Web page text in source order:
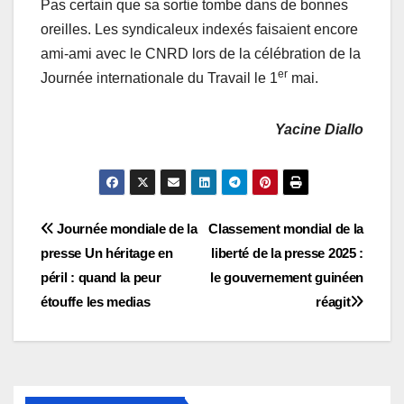
Pas certain que sa sortie tombe dans de bonnes
oreilles. Les syndicaleux indexés faisaient encore
ami-ami avec le CNRD lors de la célébration de la
Journée internationale du Travail le 1er mai.
Yacine Diallo
Navigation
de
l’article
Classement mondial de la
liberté de la presse 2025 :
le gouvernement guinéen
réagit
Journée mondiale de la
presse Un héritage en
péril : quand la peur
étouffe les medias